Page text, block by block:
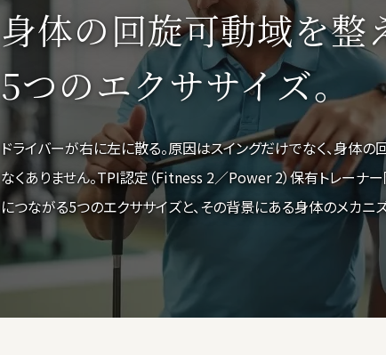
身体の回旋可動域を整
5つのエクササイズ。
ドライバーが右に左に散る。原因はスイングだけでなく、身体
なくありません。TPI認定（Fitness 2／Power 2）保有トレーナ
につながる5つのエクササイズと、その背景にある身体のメカニ